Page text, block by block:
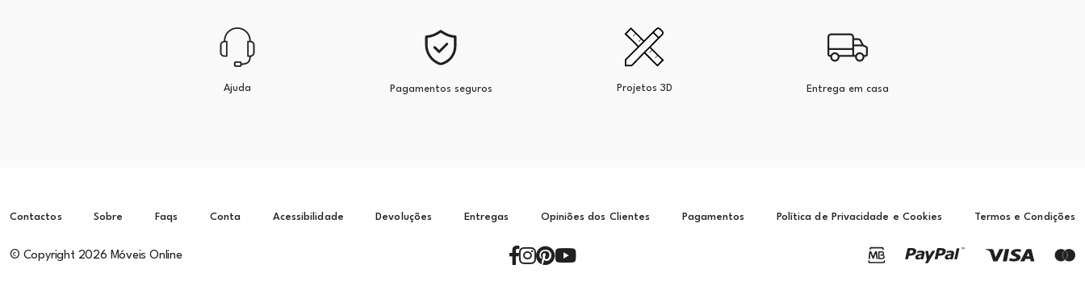
Ajuda Pagamentos seguros Projetos 3D Entrega em casa
Contactos Sobre Faqs Conta Acessibilidade Devoluções Entregas Opiniões dos Clientes Pagamentos Política de Privacidade e Cookies Termos e Condições
© Copyright 2026 Móveis Online